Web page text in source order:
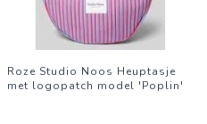
Roze Studio Noos Heuptasje
met logopatch model 'Poplin'